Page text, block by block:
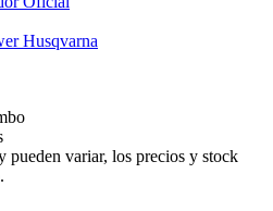
Husqvarna
pueden variar, los precios y stock